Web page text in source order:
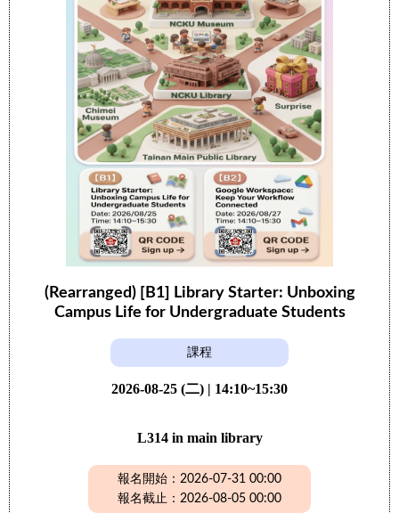
(Rearranged) [B1] Library Starter: Unboxing
Campus Life for Undergraduate Students
課程
2026-08-25 (二) | 14:10~15:30
L314 in main library
報名開始：2026-07-31 00:00
報名截止：2026-08-05 00:00